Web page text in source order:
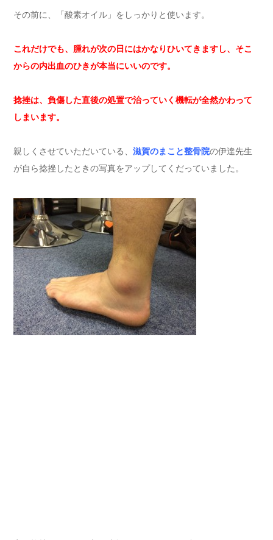
その前に、「酸素オイル」をしっかりと使います。
これだけでも、腫れが次の日にはかなりひいてきますし、そこ
からの内出血のひきが本当にいいのです。
捻挫は、負傷した直後の処置で治っていく機転が全然かわって
しまいます。
親しくさせていただいている、 滋賀のまこと整骨院の伊達先生
が自ら捻挫したときの写真をアップしてくだっていました。